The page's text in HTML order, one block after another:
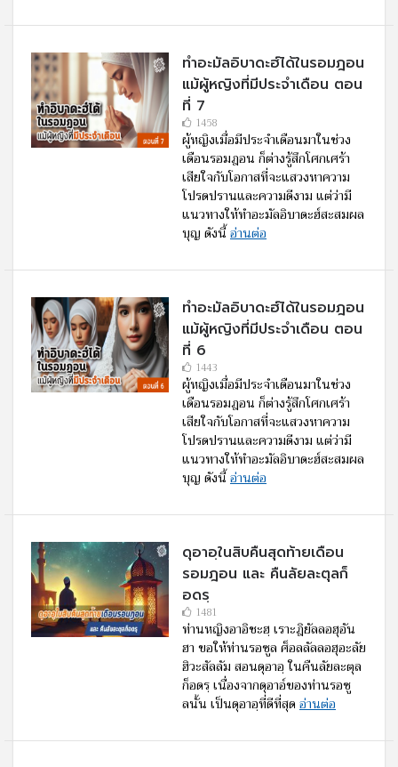
ทำอะมัลอิบาดะฮ์ได้ในรอมฎอน
แม้ผู้หญิงที่มีประจำเดือน ตอน
ที่ 7
1458
ผู้หญิงเมื่อมีประจำเดือนมาในช่วง
เดือนรอมฎอน ก็ต่างรู้สึกโศกเศร้า
เสียใจกับโอกาสที่จะแสวงหาความ
โปรดปรานและความดีงาม แต่ว่ามี
แนวทางให้ทำอะมัลอิบาดะฮ์สะสมผล
บุญ ดังนี้อ่านต่อ
ทำอะมัลอิบาดะฮ์ได้ในรอมฎอน
แม้ผู้หญิงที่มีประจำเดือน ตอน
ที่ 6
1443
ผู้หญิงเมื่อมีประจำเดือนมาในช่วง
เดือนรอมฎอน ก็ต่างรู้สึกโศกเศร้า
เสียใจกับโอกาสที่จะแสวงหาความ
โปรดปรานและความดีงาม แต่ว่ามี
แนวทางให้ทำอะมัลอิบาดะฮ์สะสมผล
บุญ ดังนี้อ่านต่อ
ดุอาอฺในสิบคืนสุดท้ายเดือน
รอมฎอน และ คืนลัยละตุลก็
อดรฺ
1481
ท่านหญิงอาอิชะฮฺ เราะฎิยัลลอฮุอัน
ฮา ขอให้ท่านรอซูล ศ็อลลัลลอฮุอะลัย
ฮิวะสัลลัม สอนดุอาอฺ ในคืนลัยละตุล
ก็อดรฺ เนื่องจากดุอาอ์ของท่านรอซู
ลนั้น เป็นดุอาอฺที่ดีที่สุด อ่านต่อ